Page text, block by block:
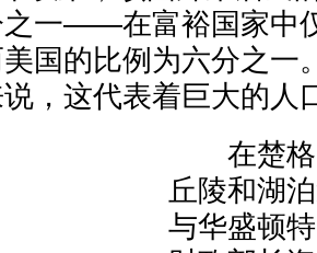
之一——在富裕国家中
国的比例为六分之一
，这代表着巨大的人
在楚格
丘陵和湖
与华盛顿